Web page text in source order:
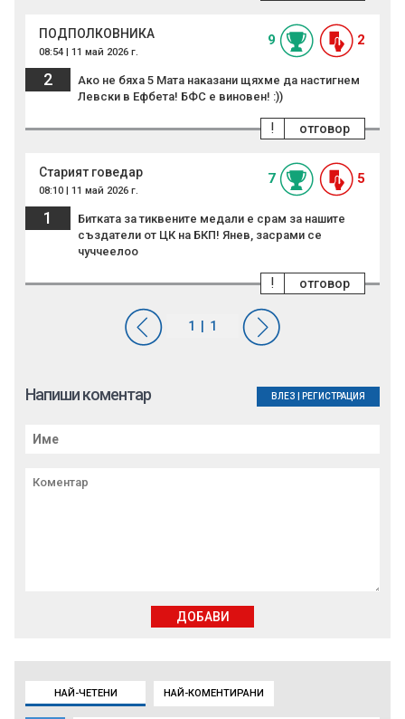
НАЙ-ЧЕТЕНИ НАЙ-КОМЕНТИРАНИ
ПОДПОЛКОВНИКА
08:54 | 11 май 2026 г.
9 2
2
Ако не бяха 5 Мата наказани щяхме да настигнем
Левски в Ефбета! БФС е виновен! :))
отговор
!
Старият говедар
08:10 | 11 май 2026 г.
7 5
1
Битката за тиквените медали е срам за нашите
създатели от ЦК на БКП! Янев, засрами се
чуччеелоо
отговор
!
Напиши коментар ВЛЕЗ РЕГИСТРАЦИЯ
ДОБАВИ